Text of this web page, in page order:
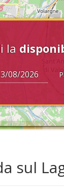
la
sul